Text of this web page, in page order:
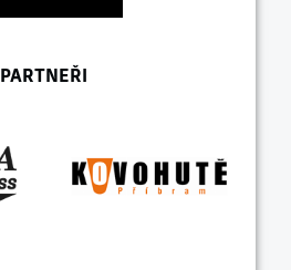
PARTNEŘI